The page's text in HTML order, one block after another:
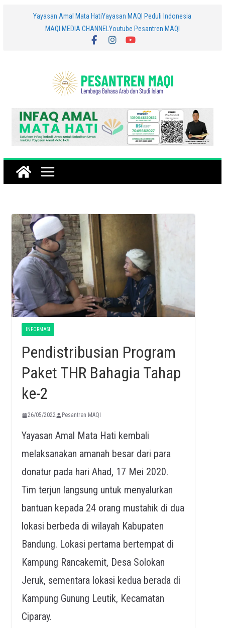
Yayasan Amal Mata HatiYayasan MAQI Peduli Indonesia
MAQI MEDIA CHANNEL Youtube Pesantren MAQI
INFORMASI
Pendistribusian Program
Paket THR Bahagia Tahap
ke-2
26/05/2022 Pesantren MAQI
Yayasan Amal Mata Hati kembali
melaksanakan amanah besar dari para
donatur pada hari Ahad, 17 Mei 2020.
Tim terjun langsung untuk menyalurkan
bantuan kepada 24 orang mustahik di dua
lokasi berbeda di wilayah Kabupaten
Bandung. Lokasi pertama bertempat di
Kampung Rancakemit, Desa Solokan
Jeruk, sementara lokasi kedua berada di
Kampung Gunung Leutik, Kecamatan
Ciparay.